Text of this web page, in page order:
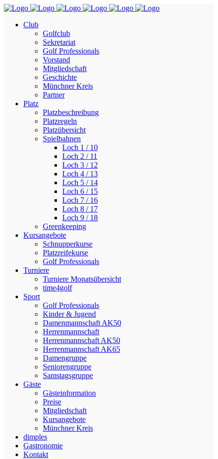
Club
Golfclub
Sekretariat
Golf Professionals
Vorstand
Mitgliedschaft
Geschichte
Münchner Kreis
Partner
Platz
Platzbeschreibung
Platzregeln
Platzübersicht
Spielbahnen
Loch 1 / 10
Loch 2 / 11
Loch 3 / 12
Loch 4 / 13
Loch 5 / 14
Loch 6 / 15
Loch 7 / 16
Loch 8 / 17
Loch 9 / 18
Greenkeeping
Kursangebote
Schnupperkurse
Platzreifekurse
Golf Professionals
Turniere
Turniere Monatsübersicht
time4golf
Sport
Golf Professionals
Kinder & Jugend
Damenmannschaft AK50
Herrenmannschaft
Herrenmannschaft AK50
Herrenmannschaft AK65
Damengruppe
Seniorengruppe
Samstagsgruppe
Gäste
Gästeinformation
Preise
Mitgliedschaft
Kursangebote
Münchner Kreis
dimples
Gastronomie
Kontakt